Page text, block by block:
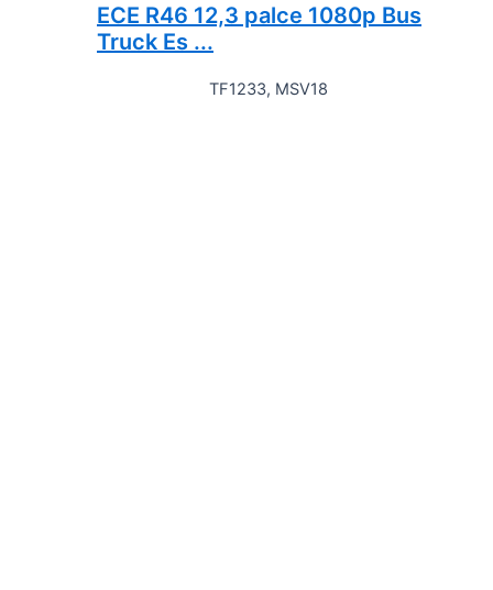
ECE R46 12,3 palce 1080p Bus
Truck Es ...
TF1233, MSV18